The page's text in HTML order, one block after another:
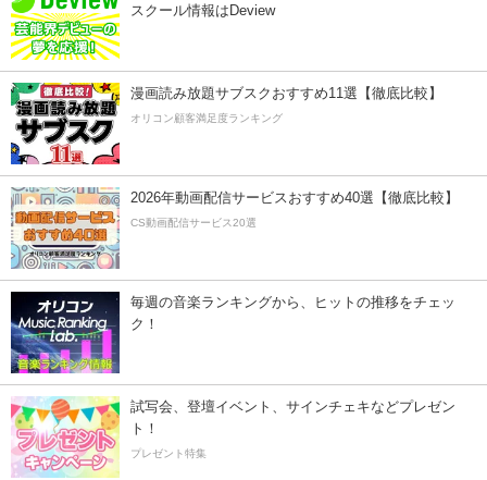
スクール情報はDeview
漫画読み放題サブスクおすすめ11選【徹底比較】
オリコン顧客満足度ランキング
2026年動画配信サービスおすすめ40選【徹底比較】
CS動画配信サービス20選
毎週の音楽ランキングから、ヒットの推移をチェッ
ク！
試写会、登壇イベント、サインチェキなどプレゼン
ト！
プレゼント特集